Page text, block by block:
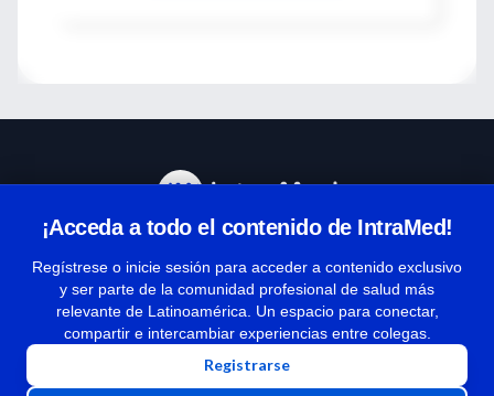
¡Acceda a todo el contenido de IntraMed!
Regístrese o inicie sesión para acceder a contenido exclusivo
y ser parte de la comunidad profesional de salud más
relevante de Latinoamérica. Un espacio para conectar,
compartir e intercambiar experiencias entre colegas.
Registrarse
Términos y condiciones
| Políticas de privacidad
| Todos los derechos reservados | Copyright 1997-2026